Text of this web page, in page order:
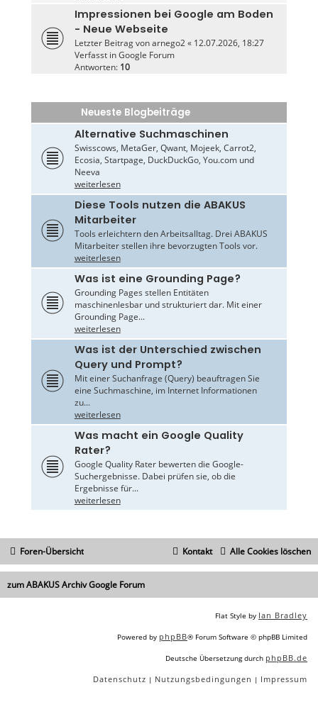
Impressionen bei Google am Boden
- Neue Webseite
Letzter Beitrag vonarnego2« 12.07.2026, 18:27
Verfasst inGoogle Forum
Antworten: 10
Neueste Blogbeiträge
Alternative Suchmaschinen
Swisscows, MetaGer, Qwant, Mojeek, Carrot2,
Ecosia, Startpage, DuckDuckGo, You.com und
Neeva
weiterlesen
Diese Tools nutzen die ABAKUS
Mitarbeiter
Tools erleichtern den Arbeitsalltag. Drei ABAKUS
Mitarbeiter stellen ihre bevorzugten Tools vor.
weiterlesen
Was ist eine Grounding Page?
Grounding Pages stellen Entitäten
maschinenlesbar und strukturiert dar. Mit einer
Grounding Page...
weiterlesen
Was ist der Unterschied zwischen
Query und Prompt?
Mit einer Suchanfrage (Query) beauftragen Sie
eine Suchmaschine, im Internet Informationen
zu...
weiterlesen
Was macht ein Google Quality
Rater?
Google Quality Rater bewerten die Google-
Suchergebnisse. Dabei prüfen sie, ob die
Ergebnisse für...
weiterlesen
Foren-Übersicht Alle Cookies löschen
Kontakt
zum ABAKUS Archiv Google Forum
Flat Style by Ian Bradley
Powered by phpBB® Forum Software © phpBB Limited
Deutsche Übersetzung durch phpBB.de
Datenschutz | Nutzungsbedingungen | Impressum